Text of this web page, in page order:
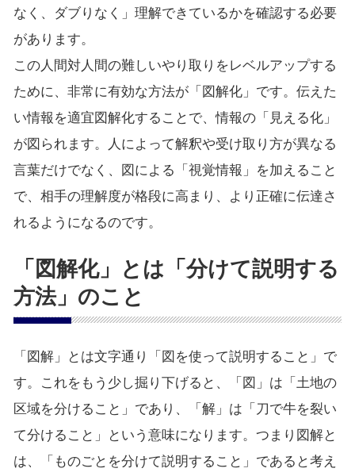
なく、ダブりなく」理解できているかを確認する必要
があります。
この人間対人間の難しいやり取りをレベルアップする
ために、非常に有効な方法が「図解化」です。伝えた
い情報を適宜図解化することで、情報の「見える化」
が図られます。人によって解釈や受け取り方が異なる
言葉だけでなく、図による「視覚情報」を加えること
で、相手の理解度が格段に高まり、より正確に伝達さ
れるようになるのです。
「図解化」とは「分けて説明する
方法」のこと
「図解」とは文字通り「図を使って説明すること」で
す。これをもう少し掘り下げると、「図」は「土地の
区域を分けること」であり、「解」は「刀で牛を裂い
て分けること」という意味になります。つまり図解と
は、「ものごとを分けて説明すること」であると考え